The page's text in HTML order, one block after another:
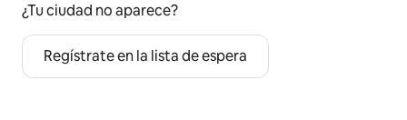
¿Tu ciudad no aparece?
Regístrate en la lista de espera